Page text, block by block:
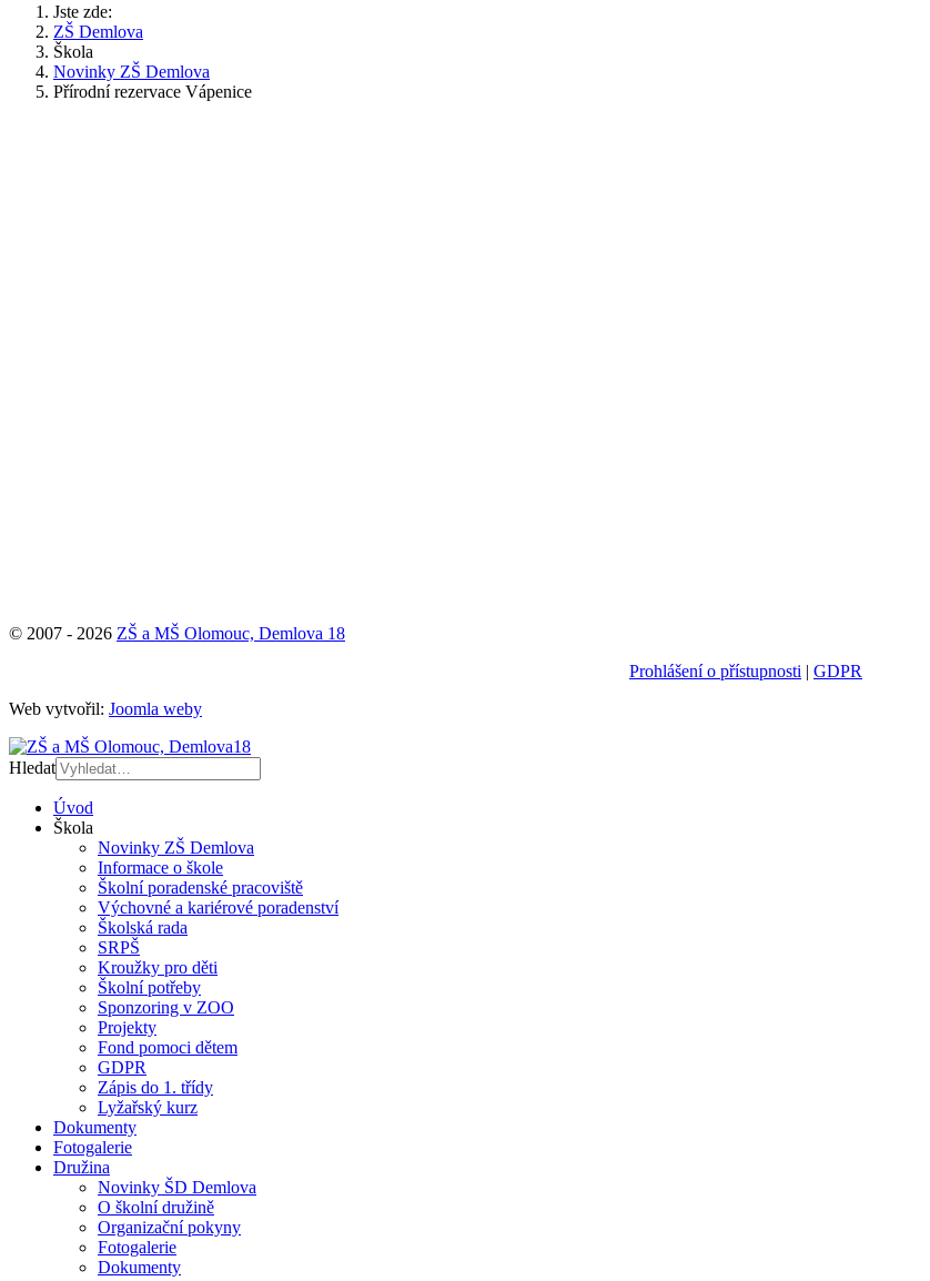
Jste zde:
ZŠ Demlova
Škola
Novinky ZŠ Demlova
Přírodní rezervace Vápenice
© 2007 - 2026 ZŠ a MŠ Olomouc, Demlova 18
Prohlášení o přístupnosti | GDPR
Web vytvořil: Joomla weby
Hledat
Úvod
Škola
Novinky ZŠ Demlova
Informace o škole
Školní poradenské pracoviště
Výchovné a kariérové poradenství
Školská rada
SRPŠ
Kroužky pro děti
Školní potřeby
Sponzoring v ZOO
Projekty
Fond pomoci dětem
GDPR
Zápis do 1. třídy
Lyžařský kurz
Dokumenty
Fotogalerie
Družina
Novinky ŠD Demlova
O školní družině
Organizační pokyny
Fotogalerie
Dokumenty